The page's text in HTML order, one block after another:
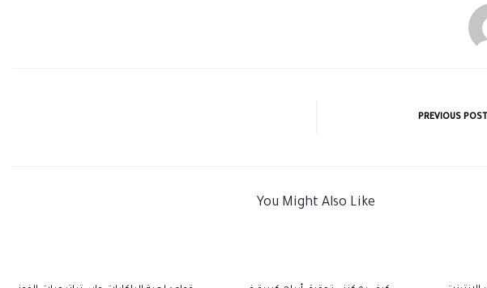
PREVIOUS POST
You Might Also Like